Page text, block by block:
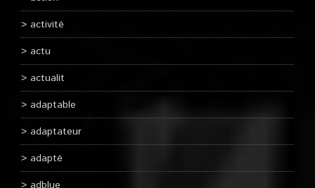
activité
actu
actualit
adaptable
adaptateur
adapté
adblue